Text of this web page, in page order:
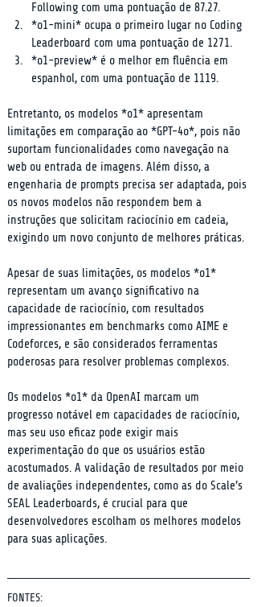
Following com uma pontuação de 87.27.
*o1-mini* ocupa o primeiro lugar no Coding
Leaderboard com uma pontuação de 1271.
*o1-preview* é o melhor em fluência em
espanhol, com uma pontuação de 1119.
Entretanto, os modelos *o1* apresentam
limitações em comparação ao *GPT-4o*, pois não
suportam funcionalidades como navegação na
web ou entrada de imagens. Além disso, a
engenharia de prompts precisa ser adaptada, pois
os novos modelos não respondem bem a
instruções que solicitam raciocínio em cadeia,
exigindo um novo conjunto de melhores práticas.
Apesar de suas limitações, os modelos *o1*
representam um avanço significativo na
capacidade de raciocínio, com resultados
impressionantes em benchmarks como AIME e
Codeforces, e são considerados ferramentas
poderosas para resolver problemas complexos.
Os modelos *o1* da OpenAI marcam um
progresso notável em capacidades de raciocínio,
mas seu uso eficaz pode exigir mais
experimentação do que os usuários estão
acostumados. A validação de resultados por meio
de avaliações independentes, como as do Scale’s
SEAL Leaderboards, é crucial para que
desenvolvedores escolham os melhores modelos
para suas aplicações.
FONTES: